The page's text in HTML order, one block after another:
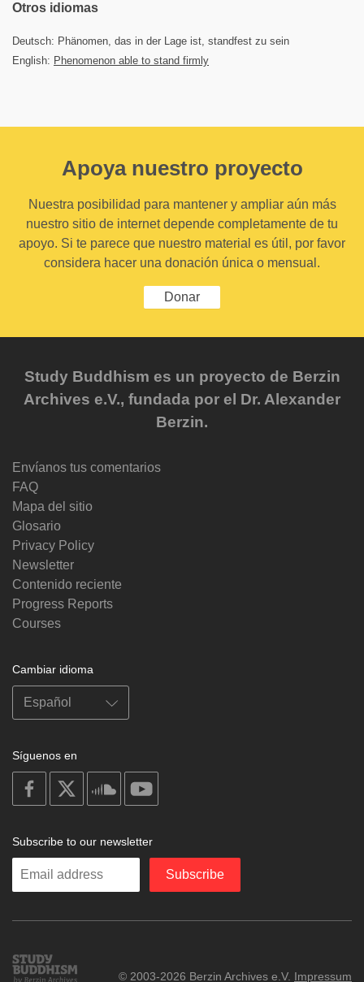
Otros idiomas
Deutsch: Phänomen, das in der Lage ist, standfest zu sein
English: Phenomenon able to stand firmly
Apoya nuestro proyecto
Nuestra posibilidad para mantener y ampliar aún más
nuestro sitio de internet depende completamente de tu
apoyo. Si te parece que nuestro material es útil, por favor
considera hacer una donación única o mensual.
Donar
Study Buddhism es un proyecto de Berzin
Archives e.V., fundada por el Dr. Alexander
Berzin.
Envíanos tus comentarios
FAQ
Mapa del sitio
Glosario
Privacy Policy
Newsletter
Contenido reciente
Progress Reports
Courses
Cambiar idioma
Síguenos en
on
facebook
soundcloud
Subscribe to our newsletter
Enter
Subscribe
Study
Buddhism
© 2003-2026 Berzin Archives e.V. Impressum